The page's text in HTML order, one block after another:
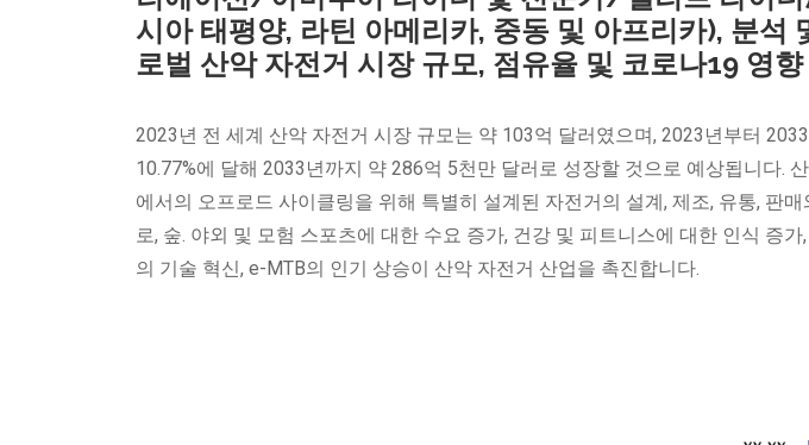
시아 태평양, 라틴 아메리카, 중동 및 아프리카), 분석
로벌 산악 자전거 시장 규모, 점유율 및 코로나19 영향
2023년 전 세계 산악 자전거 시장 규모는 약 103억 달러였으며, 2023년부터
10.77%에 달해 2033년까지 약 286억 5천만 달러로 성장할 것으로 예상됩니다.
에서의 오프로드 사이클링을 위해 특별히 설계된 자전거의 설계, 제조, 유통, 판
로, 숲. 야외 및 모험 스포츠에 대한 수요 증가, 건강 및 피트니스에 대한 인식 증
의 기술 혁신, e-MTB의 인기 상승이 산악 자전거 산업을 촉진합니다.